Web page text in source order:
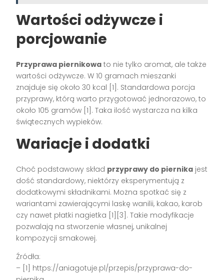
Wartości odżywcze i
porcjowanie
Przyprawa piernikowa to nie tylko aromat, ale także
wartości odżywcze. W 10 gramach mieszanki
znajduje się około 30 kcal [1]. Standardowa porcja
przyprawy, którą warto przygotować jednorazowo, to
około 105 gramów [1]. Taka ilość wystarcza na kilka
świątecznych wypieków.
Wariacje i dodatki
Choć podstawowy skład przyprawy do piernika jest
dość standardowy, niektórzy eksperymentują z
dodatkowymi składnikami. Można spotkać się z
wariantami zawierającymi laskę wanilii, kakao, karob
czy nawet płatki nagietka [1][3]. Takie modyfikacje
pozwalają na stworzenie własnej, unikalnej
kompozycji smakowej.
Źródła:
– [1] https://aniagotuje.pl/przepis/przyprawa-do-